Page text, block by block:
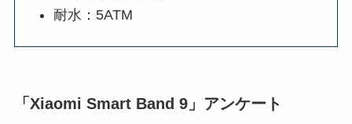
耐水：5ATM
「Xiaomi Smart Band 9」アンケート